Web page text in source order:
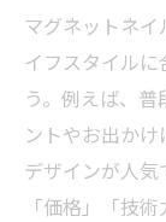
マグネットネ
イフスタイル
う。例えば、
ントやお出か
デザインが人気
「価格」「技